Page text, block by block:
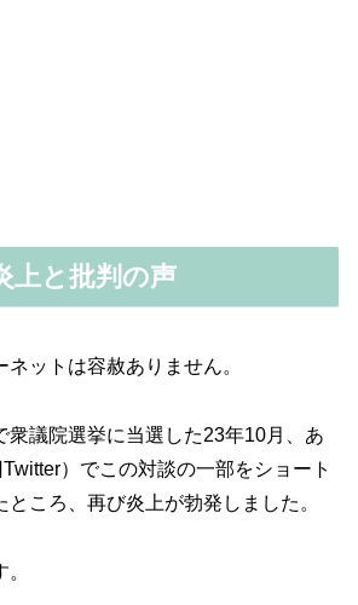
上と批判の声
ットは容赦ありません。
衆議院選挙に当選した23年10月、あ
）でこの対談の一部をショート
ころ、再び炎上が勃発しました。